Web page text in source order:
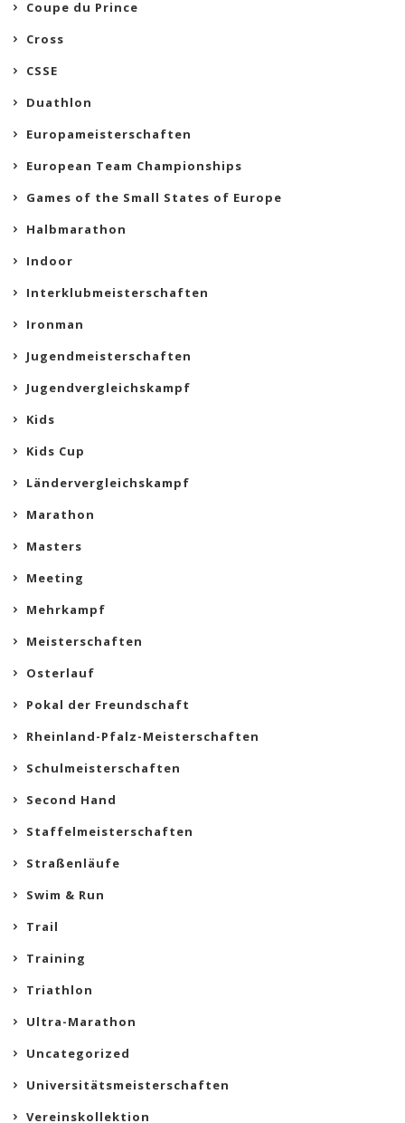
Coupe du Prince
Cross
CSSE
Duathlon
Europameisterschaften
European Team Championships
Games of the Small States of Europe
Halbmarathon
Indoor
Interklubmeisterschaften
Ironman
Jugendmeisterschaften
Jugendvergleichskampf
Kids
Kids Cup
Ländervergleichskampf
Marathon
Masters
Meeting
Mehrkampf
Meisterschaften
Osterlauf
Pokal der Freundschaft
Rheinland-Pfalz-Meisterschaften
Schulmeisterschaften
Second Hand
Staffelmeisterschaften
Straßenläufe
Swim & Run
Trail
Training
Triathlon
Ultra-Marathon
Uncategorized
Universitätsmeisterschaften
Vereinskollektion